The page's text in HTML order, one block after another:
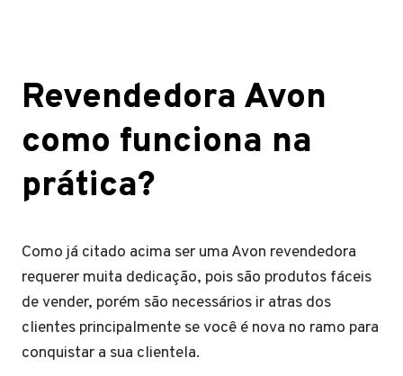
Revendedora Avon
como funciona na
prática?
Como já citado acima ser uma Avon revendedora
requerer muita dedicação, pois são produtos fáceis
de vender, porém são necessários ir atras dos
clientes principalmente se você é nova no ramo para
conquistar a sua clientela.